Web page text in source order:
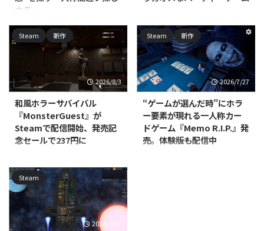
ホラー
North Point Gamesが開発・パブ
リッシングを手がける
PC（Windows/Mac、Steam）向
けカジュアル・シミュレーション
『Office Aberrations』の体験版
が配信開始されました。本編の発
売時期は近日登場として案内され
ており、正式な発売日はまだ発表
されていません。 本作は、無限
にループするオフィスの廊下を舞
台にした、一人称視点の間違い探
を細部まで観察し、通常の光景に
紛れ込んだ"アベレーション（異
常）"を見極めながら、唯一の脱
出方法を探っていきます ...
するPC（Steam）向けカジュア
ルミニゴルフ戦略ゲーム『Miney
Golf』が、2026年7月15日にリリ
ースされました。対応プラットフ
ォームはWindows/Mac/Linux
で、価格は800円です。 本作は、
コースの至る所に地雷を仕掛けて
パッティングを繰り広げるミニゴ
ルフです。物理演算に基づいたボ
ールの動きを利用しつつ、地雷を
使って地形を破壊したり対戦相手
Steam 新作
2026/8/3
和風ホラーサバイバル
『MonsterGuest』が
Steamで配信開始、発売記
念セールで237円に
PC（Steam）向けインディー・
シミュレーションゲーム
『MonsterGuest』が、2026年7月
22日に配信開始されました。あ
わせて発売記念セールも実施され
ており、通常価格395円（税込）
Steam 新作
2026/7/27
“ゲームが選んだ時”にホラ
ー要素が現れる一人称カー
ドゲーム『Memo R.I.P.』発
売。体験版も配信中
Steam
2026/7/27